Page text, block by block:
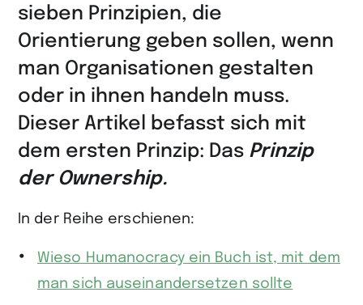
sieben Prinzipien, die
Orientierung geben sollen, wenn
man Organisationen gestalten
oder in ihnen handeln muss.
Dieser Artikel befasst sich mit
dem ersten Prinzip: Das Prinzip
der Ownership.
In der Reihe erschienen:
Wieso Humanocracy ein Buch ist, mit dem
man sich auseinandersetzen sollte